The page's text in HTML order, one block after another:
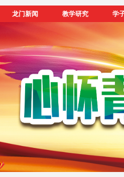
龙门新闻 教学研究 学